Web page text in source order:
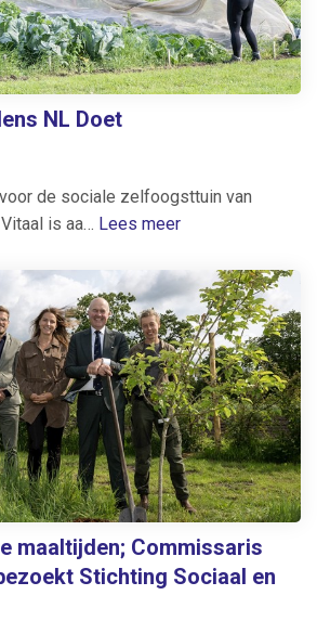
NL Doet
de sociale zelfoogsttuin van
is aa… Lees meer
maaltijden; Commissaris
Stichting Sociaal en